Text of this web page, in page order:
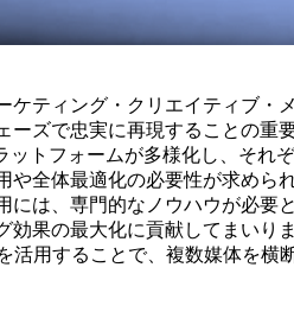
ケティング・クリエイティブ
ズで忠実に再現することの重
ットフォームが多様化し、そ
全体最適化の必要性が求めら
には、専門的なノウハウが必
効果の最大化に貢献してまい
活用することで、複数媒体を